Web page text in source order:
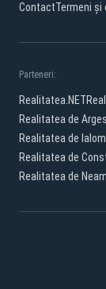
ContactTermeni și
Parteneri:
Realitatea.NET
Realitatea de Arges
Realitatea de
Realitatea de
Realitatea de